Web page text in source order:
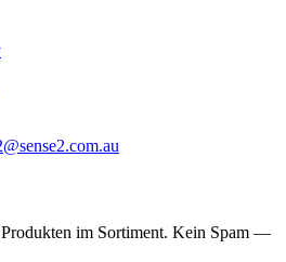
im Sortiment. Kein Spam —